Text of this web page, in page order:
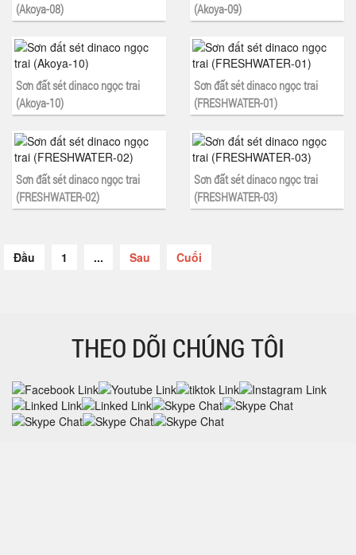
(Akoya-08)
(Akoya-09)
Sơn đất sét dinaco ngọc trai
(Akoya-10)
Sơn đất sét dinaco ngọc trai
(FRESHWATER-01)
Sơn đất sét dinaco ngọc trai
(FRESHWATER-02)
Sơn đất sét dinaco ngọc trai
(FRESHWATER-03)
Đầu 1 ... Sau Cuối
THEO DÕI CHÚNG TÔI